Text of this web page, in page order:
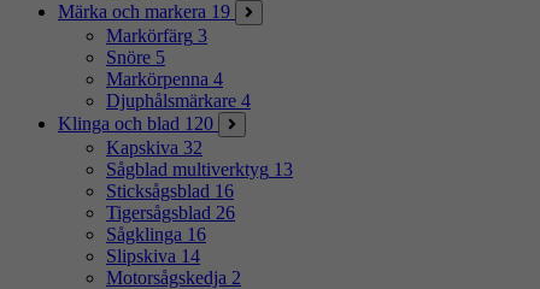
Märka och markera 19
Markörfärg 3
Snöre 5
Markörpenna 4
Djuphålsmärkare 4
Klinga och blad 120
Kapskiva 32
Sågblad multiverktyg 13
Sticksågsblad 16
Tigersågsblad 26
Sågklinga 16
Slipskiva 14
Motorsågskedja 2